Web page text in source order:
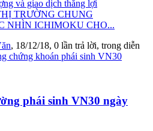
và giao dịch thắng lợi
TRƯỜNG CHUNG
NHÌN ICHIMOKU CHO...
, 18/12/18, 0 lần trả lời, trong diễn
chứng khoán phái sinh VN30
phái sinh VN30 ngày